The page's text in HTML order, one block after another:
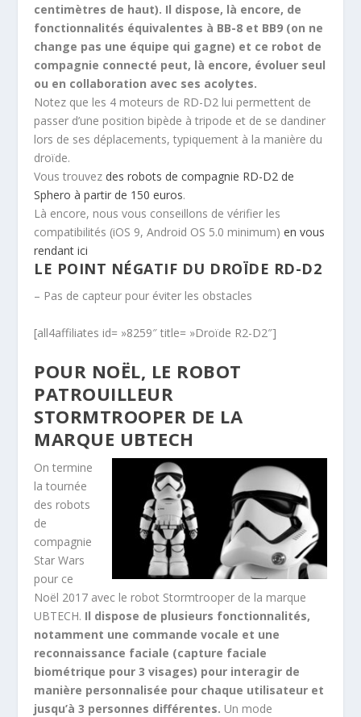
centimètres de haut). Il dispose, là encore, de
fonctionnalités équivalentes à BB-8 et BB9 (on ne
change pas une équipe qui gagne) et ce robot de
compagnie connecté peut, là encore, évoluer seul
ou en collaboration avec ses acolytes.
Notez que les 4 moteurs de RD-D2 lui permettent de
passer d’une position bipède à tripode et de se dandiner
lors de ses déplacements, typiquement à la manière du
droïde.
Vous trouvez des robots de compagnie RD-D2 de
Sphero à partir de 150 euros.
Là encore, nous vous conseillons de vérifier les
compatibilités (iOS 9, Android OS 5.0 minimum)en vous
rendant ici
LE POINT NÉGATIF DU DROÏDE RD-D2
– Pas de capteur pour éviter les obstacles
[all4affiliates id= »8259″ title= »Droïde R2-D2″]
POUR NOËL, LE ROBOT
PATROUILLEUR
STORMTROOPER DE LA
MARQUE UBTECH
On termine
la tournée
des robots
de
compagnie
Star Wars
pour ce
Noël 2017 avec le robot Stormtrooper de la marque
UBTECH. Il dispose de plusieurs fonctionnalités,
notamment une commande vocale et une
reconnaissance faciale (capture faciale
biométrique pour 3 visages) pour interagir de
manière personnalisée pour chaque utilisateur et
jusqu’à 3 personnes différentes. Un mode